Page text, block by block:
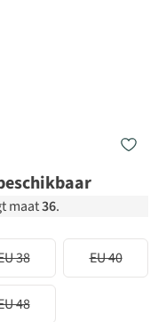
maat36.
38 EU 40
48